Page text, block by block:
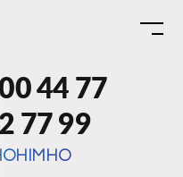
44 77
77 99